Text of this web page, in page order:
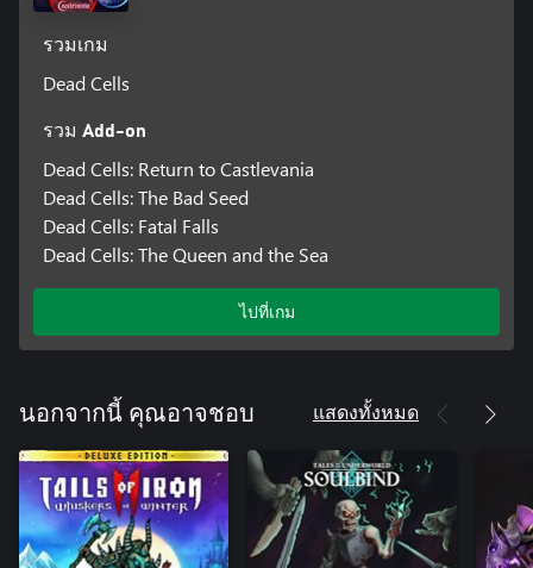
รวมเกม
Dead Cells
รวม Add-on
Dead Cells: Return to Castlevania
Dead Cells: The Bad Seed
Dead Cells: Fatal Falls
Dead Cells: The Queen and the Sea
ไปที่เกม
นอกจากนี้ คุณอาจชอบ แสดงทั้งหมด